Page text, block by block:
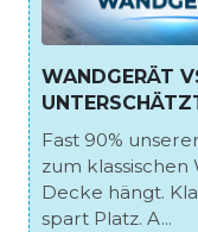
WANDGERÄT
Fast 90%
zum
Decke hängt.
spart Platz. A...